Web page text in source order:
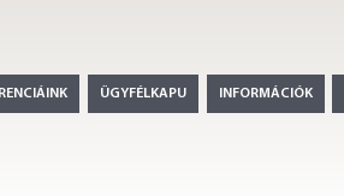
ÜGYFÉLKAPU INFORMÁCIÓK